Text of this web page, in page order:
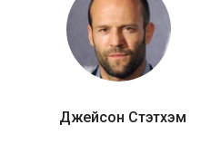
Джейсон Стэтхэм